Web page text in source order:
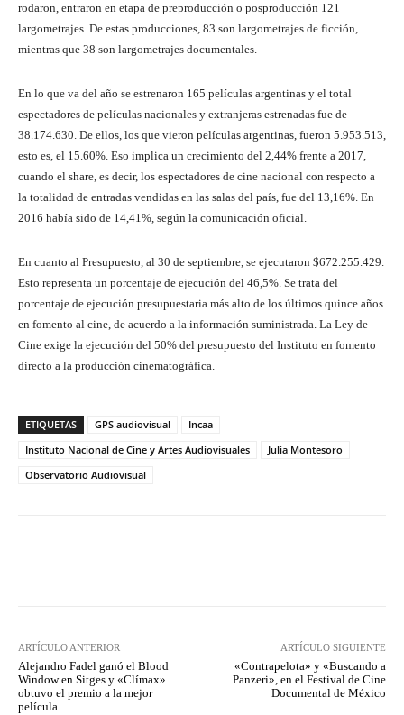
rodaron, entraron en etapa de preproducción o posproducción 121
largometrajes. De estas producciones, 83 son largometrajes de ficción,
mientras que 38 son largometrajes documentales.
En lo que va del año se estrenaron 165 películas argentinas y el total
espectadores de películas nacionales y extranjeras estrenadas fue de
38.174.630. De ellos, los que vieron películas argentinas, fueron 5.953.513,
esto es, el 15.60%. Eso implica un crecimiento del 2,44% frente a 2017,
cuando el share, es decir, los espectadores de cine nacional con respecto a
la totalidad de entradas vendidas en las salas del país, fue del 13,16%. En
2016 había sido de 14,41%, según la comunicación oficial.
En cuanto al Presupuesto, al 30 de septiembre, se ejecutaron $672.255.429.
Esto representa un porcentaje de ejecución del 46,5%. Se trata del
porcentaje de ejecución presupuestaria más alto de los últimos quince años
en fomento al cine, de acuerdo a la información suministrada. La Ley de
Cine exige la ejecución del 50% del presupuesto del Instituto en fomento
directo a la producción cinematográfica.
ETIQUETAS GPS audiovisual
Incaa
Instituto Nacional de Cine y Artes Audiovisuales
Julia Montesoro
Observatorio Audiovisual
ARTÍCULO ANTERIOR
Alejandro Fadel ganó el Blood
Window en Sitges y «Clímax»
obtuvo el premio a la mejor
película
ARTÍCULO SIGUIENTE
«Contrapelota» y «Buscando a
Panzeri», en el Festival de Cine
Documental de México